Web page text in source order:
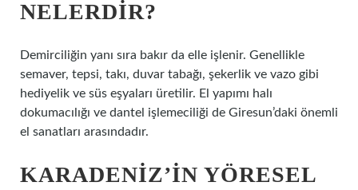
NELERDIR?
Demirciliğin yanı sıra bakır da elle işlenir. Genellikle
semaver, tepsi, takı, duvar tabağı, şekerlik ve vazo gibi
hediyelik ve süs eşyaları üretilir. El yapımı halı
dokumacılığı ve dantel işlemeciliği de Giresun’daki önemli
el sanatları arasındadır.
KARADENIZ’IN YÖRESEL